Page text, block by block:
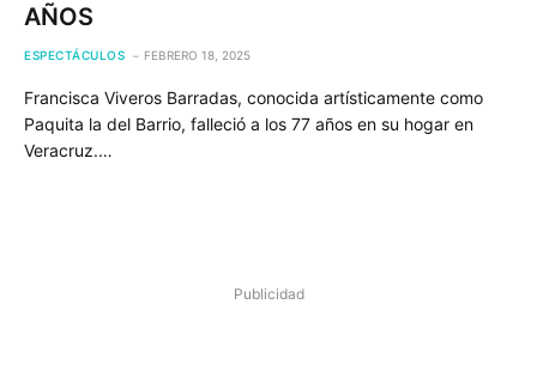
AÑOS
ESPECTÁCULOS FEBRERO 18, 2025
Francisca Viveros Barradas, conocida artísticamente como
Paquita la del Barrio, falleció a los 77 años en su hogar en
Veracruz.…
Publicidad